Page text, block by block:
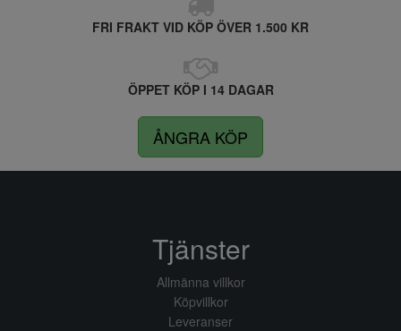
FRI FRAKT VID KÖP ÖVER 1.500 KR
ÖPPET KÖP I 14 DAGAR
ÅNGRA KÖP
Tjänster
Allmänna villkor
Köpvillkor
Leveranser